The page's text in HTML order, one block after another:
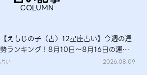
COLUMN
【えもじの子（占）12星座占い】今週の運
勢ランキング！8月10日～8月16日の運勢
は？
占い 2026.08.09